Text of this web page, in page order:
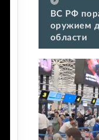
ВС РФ
оружием
области